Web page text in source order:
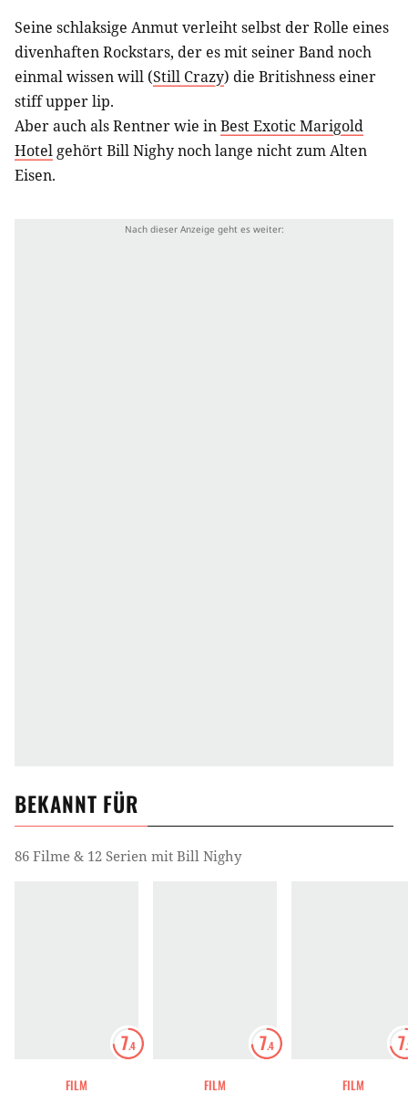
Seine schlaksige Anmut verleiht selbst der Rolle eines
divenhaften Rockstars, der es mit seiner Band noch
einmal wissen will (Still Crazy) die Britishness einer
stiff upper lip.
Aber auch als Rentner wie inBest Exotic Marigold
Hotelgehört Bill Nighy noch lange nicht zum Alten
Eisen.
BEKANNT FÜR
86 Filme & 12 Serien mit Bill Nighy
7.4
FILM
7.4
FILM
7
FILM